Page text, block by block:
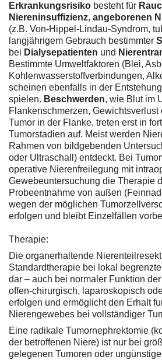
Erkrankungsrisiko besteht für
Niereninsuffizienz, angeborenen
(z.B. Von-Hippel-Lindau-Syndrom,
langjährigem Gebrauch bestimmter
bei Dialysepatienten und
Bestimmte Umweltfaktoren (Blei,
Kohlenwasserstoffverbindungen,
scheinen ebenfalls in der
spielen. Beschwerden, wie Blut im
Flankenschmerzen, Gewichtsverlust
Tumor in der Flanke, treten erst in
Tumorstadien auf. Meist werden
Rahmen von bildgebenden
oder Ultraschall) entdeckt. Bei
operative Nierenfreilegung mit
Gewebeuntersuchung die Therapie
Probeentnahme von außen
wegen der möglichen
erfolgen und bleibt Einzelfällen
Therapie:
Die organerhaltende
Standardtherapie bei lokal
dar – auch bei normaler Funktion
offen-chirurgisch, laparoskopisch
erfolgen und ermöglicht den Erhalt
Nierengewebes bei vollständiger
Eine radikale Tumornephrektomie
der betroffenen Niere) ist nur bei
gelegenen Tumoren oder